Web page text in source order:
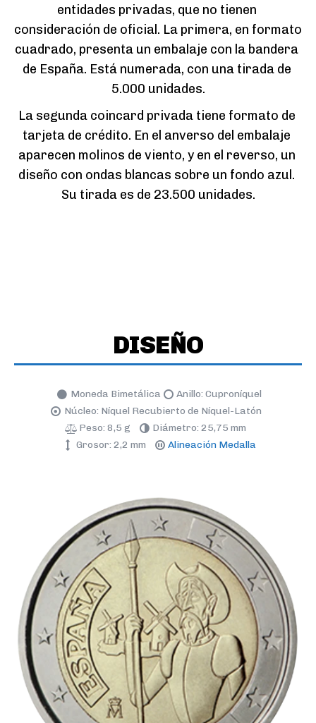
entidades privadas, que no tienen
consideración de oficial. La primera, en formato
cuadrado, presenta un embalaje con la bandera
de España. Está numerada, con una tirada de
5.000 unidades.
La segunda coincard privada tiene formato de
tarjeta de crédito. En el anverso del embalaje
aparecen molinos de viento, y en el reverso, un
diseño con ondas blancas sobre un fondo azul.
Su tirada es de 23.500 unidades.
DISEÑO
Moneda Bimetálica
Anillo: Cuproníquel
Núcleo: Níquel Recubierto de Níquel-Latón
Peso: 8,5 g
Diámetro: 25,75 mm
Grosor: 2,2 mm
Alineación Medalla